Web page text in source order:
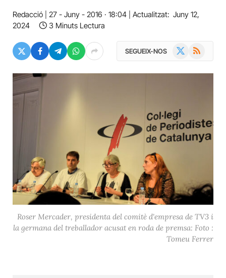
Redacció 27 - Juny - 2016 · 18:04 Actualitzat: Juny 12,
2024
3 Minuts Lectura
SEGUEIX-NOS RSS
Roser Mercader, presidenta del comitè d'empresa de TV3 i
la germana del treballador acusat en roda de premsa: Foto :
Tomeu Ferrer